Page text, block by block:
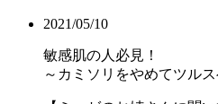
2021/05/10
敏感肌の人必見！
～カミソリをやめてツル